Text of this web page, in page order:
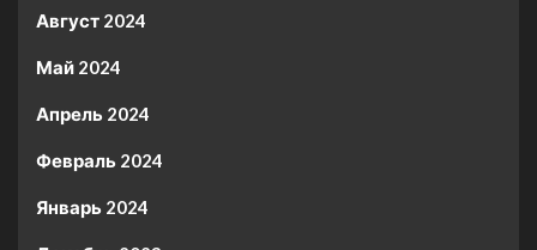
Август 2024
Май 2024
Апрель 2024
Февраль 2024
Январь 2024